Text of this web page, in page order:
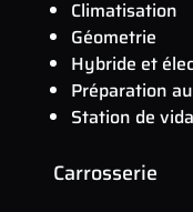
Climatisation
Géometrie
Hybride et
Préparation
Station de
Carrosserie